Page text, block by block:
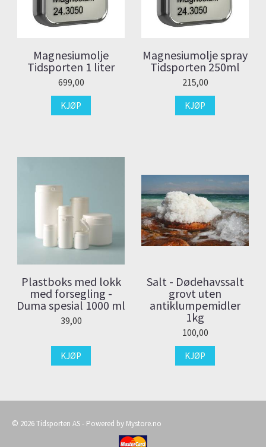
Magnesiumolje
Tidsporten 1 liter
699,00
KJØP
Magnesiumolje spray
Tidsporten 250ml
215,00
KJØP
Plastboks med lokk
med forsegling -
Duma spesial 1000 ml
39,00
KJØP
Salt - Dødehavssalt
grovt uten
antiklumpemidler
1kg
100,00
KJØP
© 2026 Tidsporten AS - Powered by Mystore.no